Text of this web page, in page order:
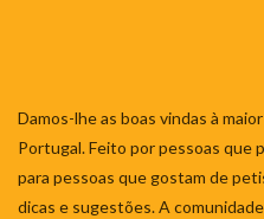
Damos-lhe as boas vindas à
Portugal. Feito por pessoas que
para pessoas que gostam de
dicas e sugestões. A